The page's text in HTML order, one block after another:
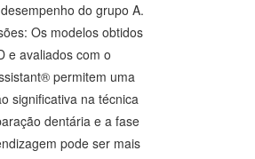
do grupo A.
Os modelos obtidos
e avaliados com o
permitem uma
significativa na técnica
dentária e a fase
pode ser mais